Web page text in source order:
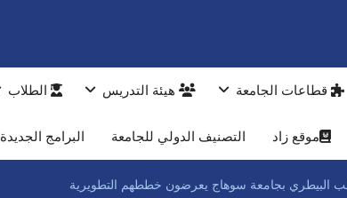
قطاعات الجامعة هيئة التدريس الطلاب
موقع زاد التصنيف الدولي للجامعة البرامج الجديدة
البيطري بجامعة سوهاج يعرضون خططهم التطويرية